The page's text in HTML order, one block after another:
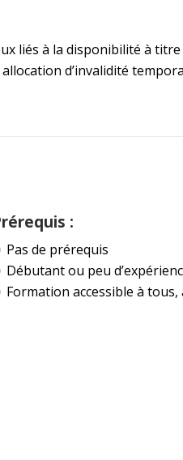
liés à la disponibilité à
d’invalidité
:
Pas de prérequis
Débutant ou peu
Formation accessible à